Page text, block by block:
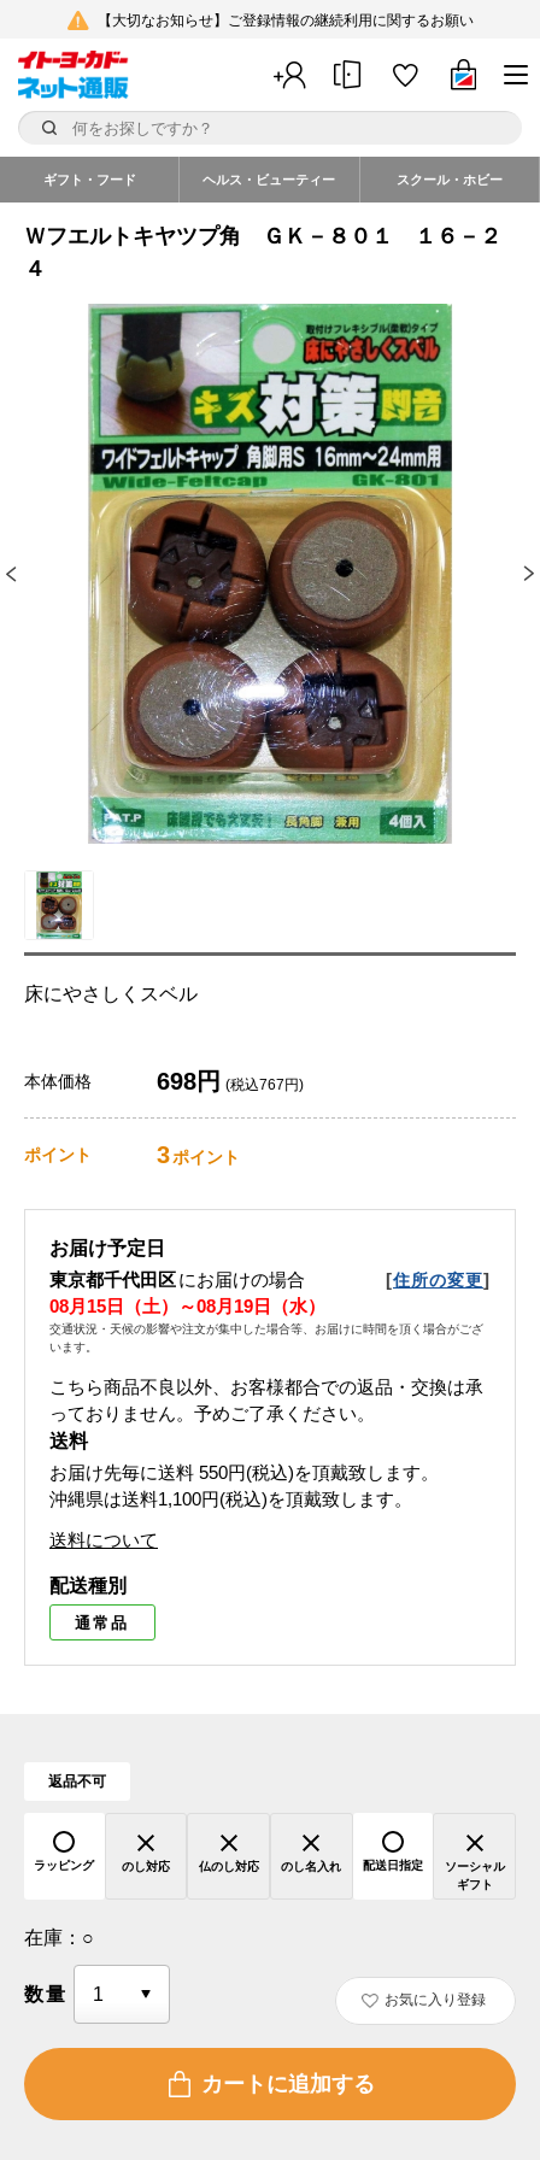
【大切なお知らせ】ご登録情報の継続利用に関するお願い
ギフト・フード ヘルス・ビューティー スクール・ホビー
Ｗフエルトキヤツプ角 ＧＫ－８０１ １６－２
４
床にやさしくスベル
本体価格 698円 (税込767円)
ポイント 3ポイント
お届け予定日
東京都千代田区にお届けの場合 [住所の変更]
08月15日（土）～08月19日（水）
交通状況・天候の影響や注文が集中した場合等、お届けに時間を頂く場合がござ
います。
こちら商品不良以外、お客様都合での返品・交換は承
っておりません。予めご了承ください。
送料
お届け先毎に送料 550円(税込)を頂戴致します。
沖縄県は送料1,100円(税込)を頂戴致します。
送料について
配送種別
通常品
返品不可
ラッピング のし対応 仏のし対応 のし名入れ 配送日指定
ソーシャル
ギフト
在庫： ○
数量 お気に入り登録